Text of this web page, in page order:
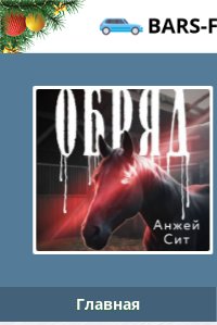
Главная